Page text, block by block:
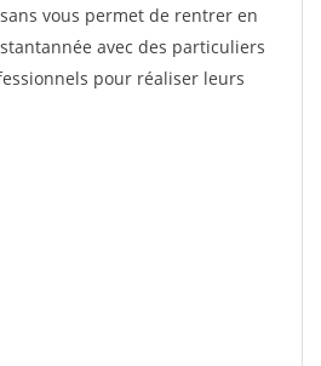
vous permet de rentrer en
avec des particuliers
pour réaliser leurs